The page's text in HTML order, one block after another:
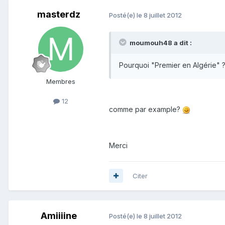
masterdz
Membres
12
Posté(e) le 8 juillet 2012
moumouh48 a dit :
Pourquoi "Premier en Algérie"
comme par example?
Merci
Citer
Amiiiine Posté(e) le 8 juillet 2012